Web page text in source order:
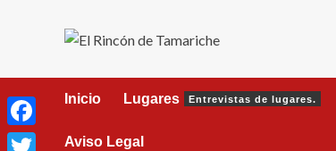
Inicio Lugares Entrevistas de lugares.
Aviso Legal
Facebook